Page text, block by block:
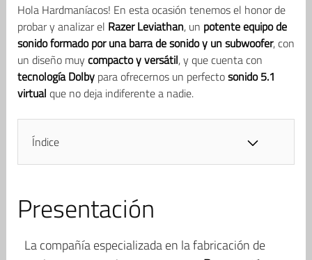
Hola Hardmaníacos! En esta ocasión tenemos el honor de
probar y analizar el Razer Leviathan, un potente equipo de
sonido formado por una barra de sonido y un subwoofer, con
un diseño muy compacto y versátil, y que cuenta con
tecnología Dolbypara ofrecernos un perfectosonido 5.1
virtual que no deja indiferente a nadie.
Índice
Presentación
La compañía especializada en la fabricación de